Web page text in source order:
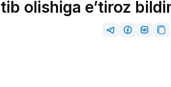
olishiga e’tiroz